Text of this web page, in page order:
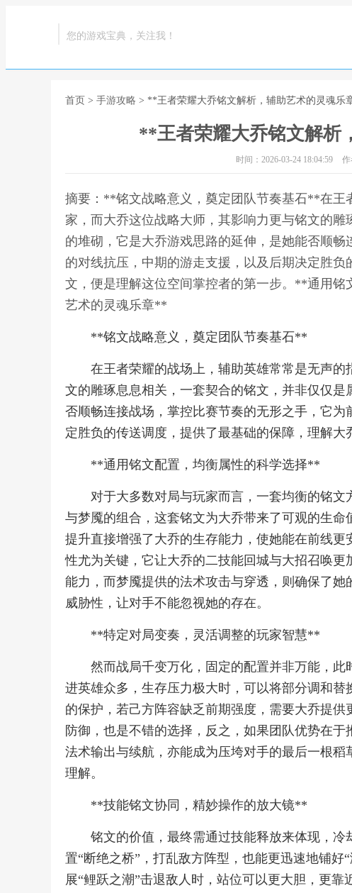
您的游戏宝典，关注我！
首页 > 手游攻略 > **王者荣耀大乔铭文解析，辅助艺术的灵魂乐
**王者荣耀大乔铭文解析
时间：2026-03-24 18:04:59 作
摘要：**铭文战略意义，奠定团队节奏基石**在王
家，而大乔这位战略大师，其影响力更与铭文的
的堆砌，它是大乔游戏思路的延伸，是她能否顺
的对线抗压，中期的游走支援，以及后期决定胜
文，便是理解这位空间掌控者的第一步。**通用
艺术的灵魂乐章**
**铭文战略意义，奠定团队节奏基石**
在王者荣耀的战场上，辅助英雄常常是无声
文的雕琢息息相关，一套契合的铭文，并非仅仅
否顺畅连接战场，掌控比赛节奏的无形之手，它
定胜负的传送调度，提供了最基础的保障，理解大
**通用铭文配置，均衡属性的科学选择**
对于大多数对局与玩家而言，一套均衡的铭
与梦魇的组合，这套铭文为大乔带来了可观的生
提升直接增强了大乔的生存能力，使她能在前线
性尤为关键，它让大乔的二技能回城与大招召唤
能力，而梦魇提供的法术攻击与穿透，则确保了
威胁性，让对手不能忽视她的存在。
**特定对局变奏，灵活调整的玩家智慧**
然而战局千变万化，固定的配置并非万能，
进英雄众多，生存压力极大时，可以将部分调和
的保护，若己方阵容缺乏前期强度，需要大乔提
防御，也是不错的选择，反之，如果团队优势在
法术输出与续航，亦能成为压垮对手的最后一根
理解。
**技能铭文协同，精妙操作的放大镜**
铭文的价值，最终需通过技能释放来体现，
置“断绝之桥”，打乱敌方阵型，也能更迅速地铺
展“鲤跃之潮”击退敌人时，站位可以更大胆，更